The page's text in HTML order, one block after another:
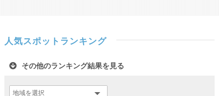
人気スポットランキング
その他のランキング結果を見る